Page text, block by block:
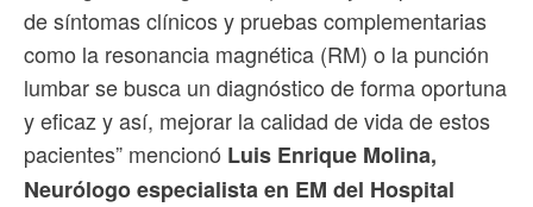
de síntomas clínicos y pruebas complementarias
como la resonancia magnética (RM) o la punción
lumbar se busca un diagnóstico de forma oportuna
y eficaz y así, mejorar la calidad de vida de estos
pacientes” mencionó Luis Enrique Molina,
Neurólogo especialista en EM del Hospital